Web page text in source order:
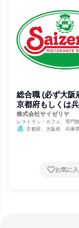
総合職 (必ず大阪
京都府もしくは
舗配属)
株式会社サイゼリヤ
レストラン・カフェ、専門
合商社・専門商社・卸売
京都府、大阪府、兵庫
お気に入